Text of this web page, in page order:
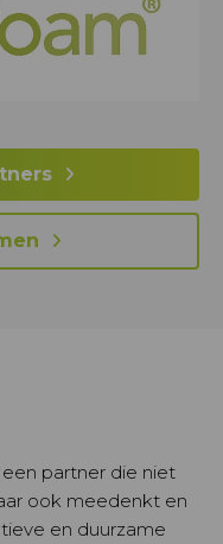
partner die niet
ook meedenkt en
en duurzame